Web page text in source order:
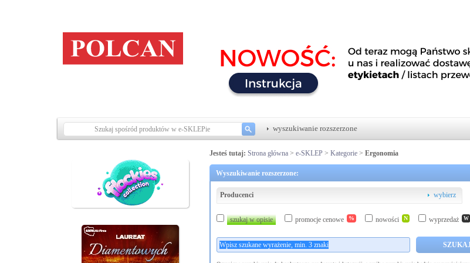
wyszukiwanie rozszerzone
Jesteś tutaj: Strona główna > e-SKLEP > Kategorie > Ergonomia
Wyszukiwanie rozszerzone:
Producenci wybierz
szukaj w opisie promocje cenowe % nowości N wyprzedaż W